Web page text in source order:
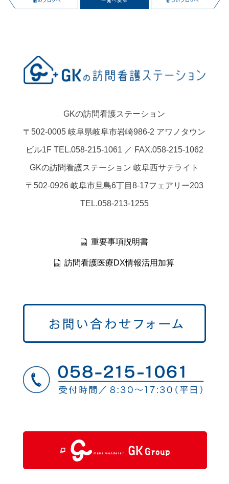
GKの訪問看護ステーション
〒502-0005 岐阜県岐阜市岩崎986-2 アワノタウン
ビル1F TEL.058-215-1061 ／ FAX.058-215-1062
GKの訪問看護ステーション 岐阜西サテライト
〒502-0926 岐阜市旦島6丁目8-17フェアリー203
TEL.058-213-1255
重要事項説明書
訪問看護医療DX情報活用加算